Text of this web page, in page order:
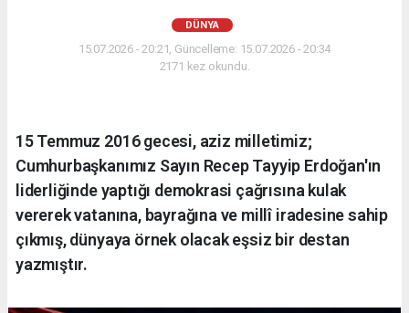
DÜNYA
15.07.2026 - 20:21, Güncelleme: 15.07.2026 - 20:34
2171 kez okundu.
15 Temmuz 2016 gecesi, aziz milletimiz;
Cumhurbaşkanımız Sayın Recep Tayyip Erdoğan'ın
liderliğinde yaptığı demokrasi çağrısına kulak
vererek vatanına, bayrağına ve millî iradesine sahip
çıkmış, dünyaya örnek olacak eşsiz bir destan
yazmıştır.